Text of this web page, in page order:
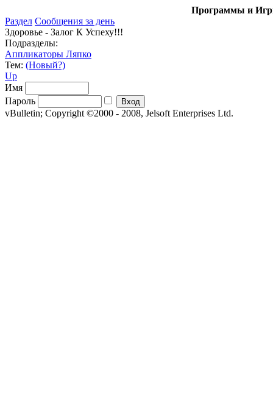
Программы и
Раздел Сообщения за день
Здоровье - Залог К Успеху!!!
Подразделы:
Аппликаторы Ляпко
Тем: (Новый?)
Up
Имя
Пароль
vBulletin; Copyright ©2000 - 2008, Jelsoft Enterprises Ltd.